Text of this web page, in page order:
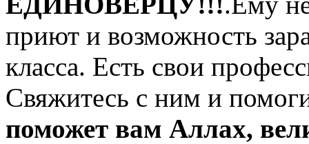
приют и возможность
класса. Есть свои
Свяжитесь с ним и
поможет вам Аллах,